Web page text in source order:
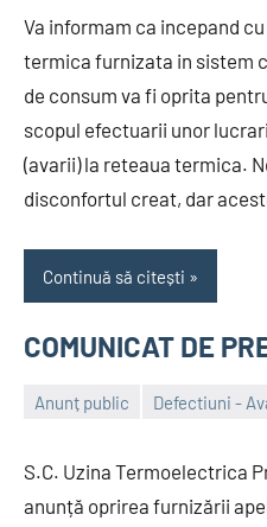
Va informam ca incepand
termica furnizata in sistem
de consum va fi oprita
scopul efectuarii unor
(avarii) la reteaua termica.
disconfortul creat, dar
Continuă să citești
COMUNICAT DE
Anunț public Defectiuni -
Alexandru
S.C. Uzina Termoelectrica
anunță oprirea furnizării